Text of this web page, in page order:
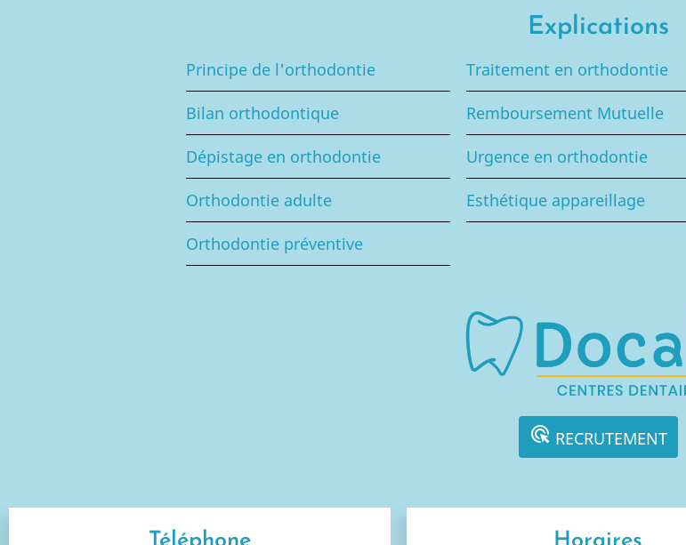
Explications
Principe de l'orthodontie
Bilan orthodontique
Dépistage en orthodontie
Orthodontie adulte
Orthodontie préventive
Traitement en orthodontie
Remboursement Mutuelle
Urgence en orthodontie
Esthétique appareillage
ads_click RECRUTEMENT